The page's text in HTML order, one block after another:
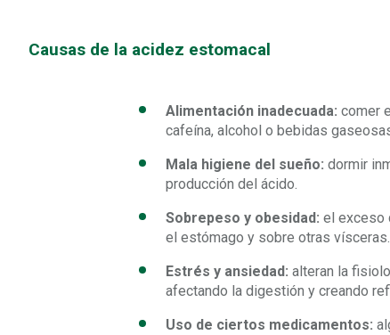
Causas de la acidez estomacal
Alimentación inadecuada: comer
cafeína, alcohol o bebidas
Mala higiene del sueño: dormir
producción del ácido.
Sobrepeso y obesidad: el exceso
el estómago y sobre otras vísceras.
Estrés y ansiedad: alteran la
afectando la digestión y creando
Uso de ciertos medicamentos: